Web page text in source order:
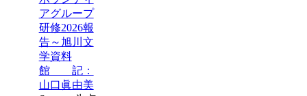
アグループ
研修2026報
告～旭川文
学資料
館 記：
山口眞由美